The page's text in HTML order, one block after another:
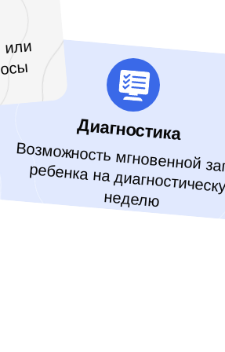
Диагностика
Возможность мгновенной записи ребенка на
неделю